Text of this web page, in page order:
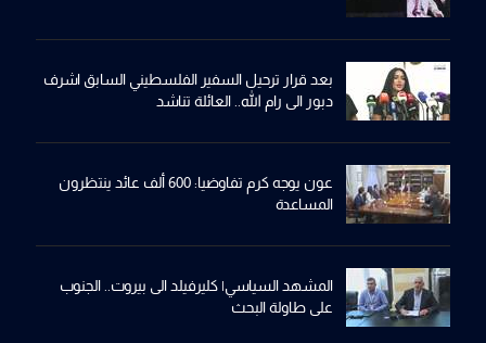
بعد قرار ترحيل السفير الفلسطيني السابق اشرف
دبور الى رام الله.. العائلة تناشد
عون يوجه كرم تفاوضيا: 600 ألف عائد ينتظرون
المساعدة
المشهد السياسي| كليرفيلد الى بيروت.. الجنوب
على طاولة البحث